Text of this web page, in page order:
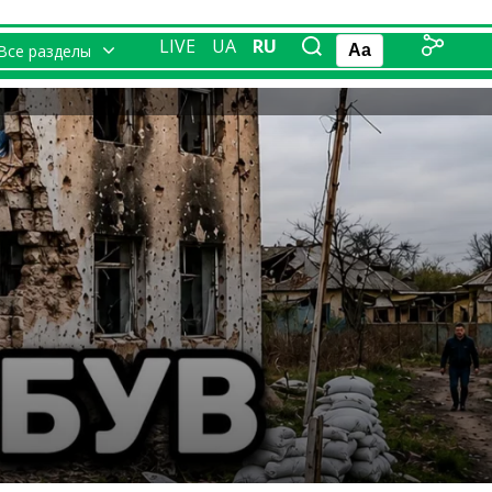
разделы LIVE UA RU Aa